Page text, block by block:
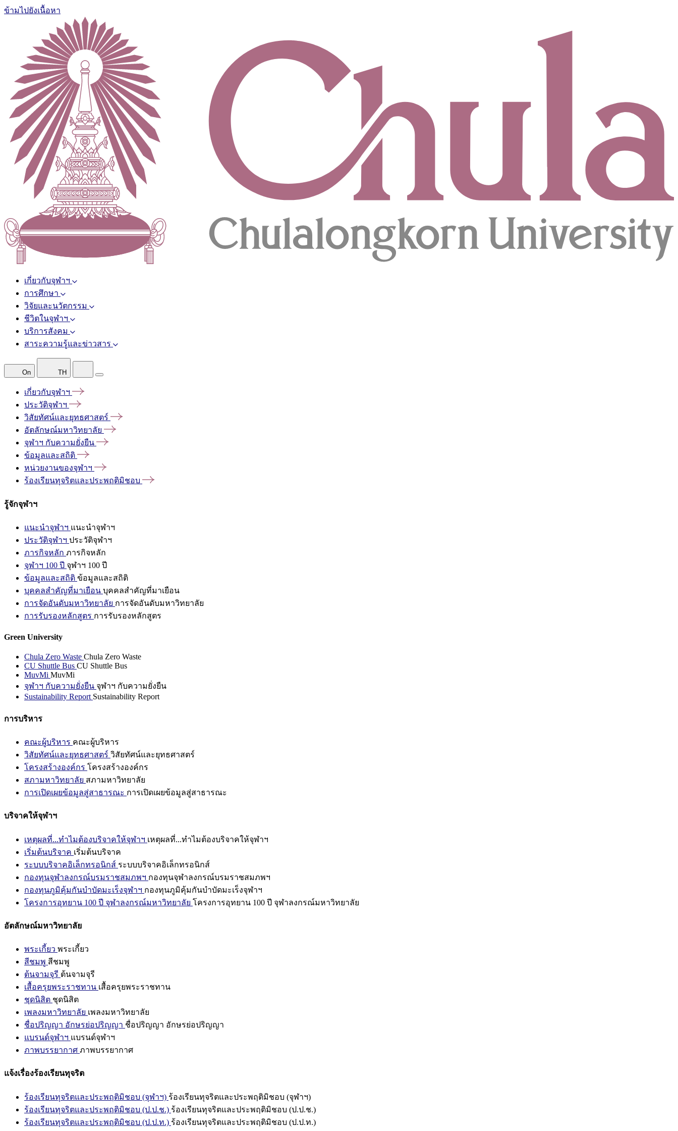
ข้ามไปยังเนื้อหา
เกี่ยวกับจุฬาฯ
การศึกษา
วิจัยและนวัตกรรม
ชีวิตในจุฬาฯ
บริการสังคม
สาระความรู้และข่าวสาร
On TH
เกี่ยวกับจุฬาฯ
ประวัติจุฬาฯ
วิสัยทัศน์และยุทธศาสตร์
อัตลักษณ์มหาวิทยาลัย
จุฬาฯ กับความยั่งยืน
ข้อมูลและสถิติ
หน่วยงานของจุฬาฯ
ร้องเรียนทุจริตและประพฤติมิชอบ
รู้จักจุฬาฯ
แนะนำจุฬาฯ แนะนำจุฬาฯ
ประวัติจุฬาฯ ประวัติจุฬาฯ
ภารกิจหลัก ภารกิจหลัก
จุฬาฯ 100 ปี จุฬาฯ 100 ปี
ข้อมูลและสถิติ ข้อมูลและสถิติ
บุคคลสำคัญที่มาเยือน บุคคลสำคัญที่มาเยือน
การจัดอันดับมหาวิทยาลัย การจัดอันดับมหาวิทยาลัย
การรับรองหลักสูตร การรับรองหลักสูตร
Green University
Chula Zero Waste Chula Zero Waste
CU Shuttle Bus CU Shuttle Bus
MuvMi MuvMi
จุฬาฯ กับความยั่งยืน จุฬาฯ กับความยั่งยืน
Sustainability Report Sustainability Report
การบริหาร
คณะผู้บริหาร คณะผู้บริหาร
วิสัยทัศน์และยุทธศาสตร์ วิสัยทัศน์และยุทธศาสตร์
โครงสร้างองค์กร โครงสร้างองค์กร
สภามหาวิทยาลัย สภามหาวิทยาลัย
การเปิดเผยข้อมูลสู่สาธารณะ การเปิดเผยข้อมูลสู่สาธารณะ
บริจาคให้จุฬาฯ
เหตุผลที่...ทำไมต้องบริจาคให้จุฬาฯ เหตุผลที่...ทำไมต้องบริจาคให้จุฬาฯ
เริ่มต้นบริจาค เริ่มต้นบริจาค
ระบบบริจาคอิเล็กทรอนิกส์ ระบบบริจาคอิเล็กทรอนิกส์
กองทุนจุฬาลงกรณ์บรมราชสมภพฯ กองทุนจุฬาลงกรณ์บรมราชสมภพฯ
กองทุนภูมิคุ้มกันบำบัดมะเร็งจุฬาฯ กองทุนภูมิคุ้มกันบำบัดมะเร็งจุฬาฯ
โครงการอุทยาน 100 ปี จุฬาลงกรณ์มหาวิทยาลัย โครงการอุทยาน 100 ปี จุฬาลงกรณ์มหาวิทยาลัย
อัตลักษณ์มหาวิทยาลัย
พระเกี้ยว พระเกี้ยว
สีชมพู สีชมพู
ต้นจามจุรี ต้นจามจุรี
เสื้อครุยพระราชทาน เสื้อครุยพระราชทาน
ชุดนิสิต ชุดนิสิต
เพลงมหาวิทยาลัย เพลงมหาวิทยาลัย
ชื่อปริญญา อักษรย่อปริญญา ชื่อปริญญา อักษรย่อปริญญา
แบรนด์จุฬาฯ แบรนด์จุฬาฯ
ภาพบรรยากาศ ภาพบรรยากาศ
แจ้งเรื่องร้องเรียนทุจริต
ร้องเรียนทุจริตและประพฤติมิชอบ (จุฬาฯ) ร้องเรียนทุจริตและประพฤติมิชอบ (จุฬาฯ)
ร้องเรียนทุจริตและประพฤติมิชอบ (ป.ป.ช.) ร้องเรียนทุจริตและประพฤติมิชอบ (ป.ป.ช.)
ร้องเรียนทุจริตและประพฤติมิชอบ (ป.ป.ท.) ร้องเรียนทุจริตและประพฤติมิชอบ (ป.ป.ท.)